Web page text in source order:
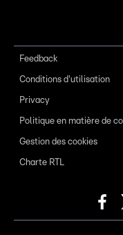
Feedback
Conditions d'utilisation
Privacy
Politique en matière de
Gestion des cookies
Charte RTL